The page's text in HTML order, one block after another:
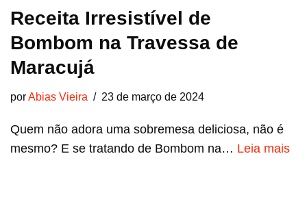
Receita Irresistível de
Bombom na Travessa de
Maracujá
porAbias Vieira 23 de março de 2024
Quem não adora uma sobremesa deliciosa, não é
mesmo? E se tratando de Bombom na… Leia mais